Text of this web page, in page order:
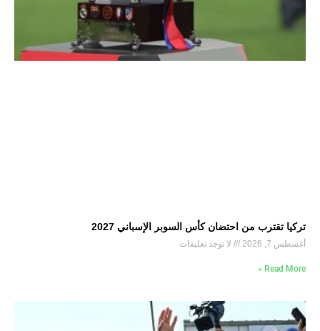
تركيا تقترب من احتضان كأس السوبر الإسباني 2027
أغسطس 7, 2026 لا توجد تعليقات
Read More »